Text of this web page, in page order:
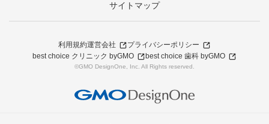
サイトマップ
利用規約運営会社
プライバシーポリシー
best choice クリニック byGMO
best choice 歯科 byGMO
©GMO DesignOne, Inc. All Rights reserved.